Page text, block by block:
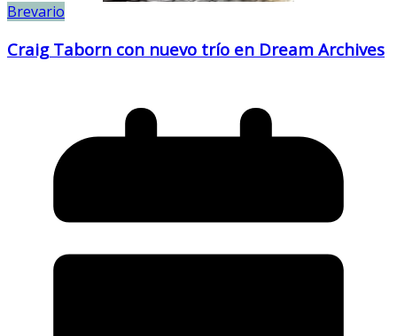
Brevario
Craig Taborn con nuevo trío en Dream Archives